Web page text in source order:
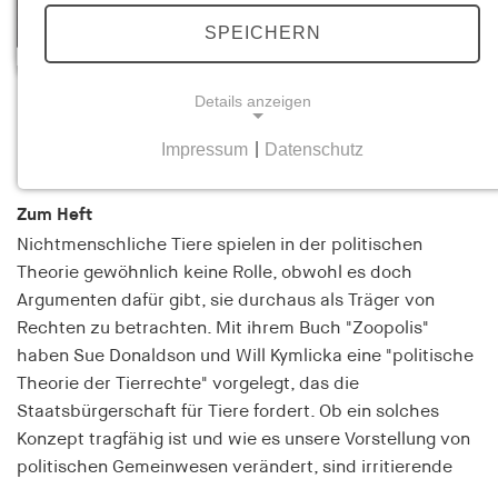
Politische Tiere
Heft 5 Oktober/November 2014
Zum Heft
Nichtmenschliche Tiere spielen in der politischen
Theorie gewöhnlich keine Rolle, obwohl es doch
Argumenten dafür gibt, sie durchaus als Träger von
Rechten zu betrachten. Mit ihrem Buch "Zoopolis"
haben Sue Donaldson und Will Kymlicka eine "politische
Theorie der Tierrechte" vorgelegt, das die
Staatsbürgerschaft für Tiere fordert. Ob ein solches
Konzept tragfähig ist und wie es unsere Vorstellung von
politischen Gemeinwesen verändert, sind irritierende
SPEICHERN
Details anzeigen
nutzbar zu machen, indem sie Grundfunktionen
wie Seitennavigation und Zugriff auf sichere
Bereiche der Webseite ermöglichen. Die Webseite
kann ohne diese Cookies nicht richtig
funktionieren.
cookie_consent
Name:
cookie_consent
Impressum Datenschutz